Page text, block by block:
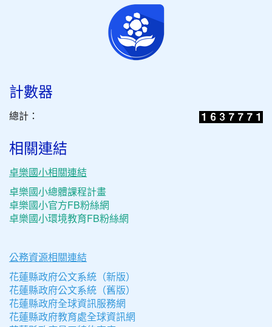
計數器
總計：
相關連結
卓樂國小相關連結
卓樂國小總體課程計畫
卓樂國小官方FB粉絲網
卓樂國小環境教育FB粉絲網
公務資源相關連結
花蓮縣政府公文系統（新版）
花蓮縣政府公文系統（舊版）
花蓮縣政府全球資訊服務網
花蓮縣政府教育處全球資訊網